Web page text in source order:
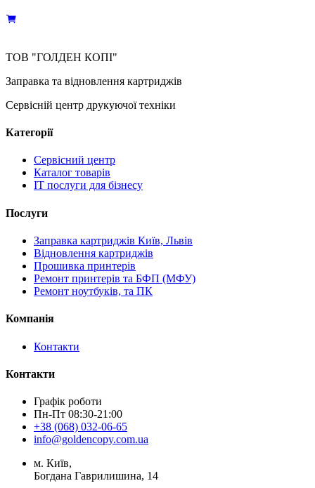
ТОВ "ГОЛДЕН КОПІ"
Заправка та відновлення картриджів
Сервісній центр друкуючої техніки
Категорії
Сервісний центр
Каталог товарів
IT послуги для бізнесу
Послуги
Заправка картриджів Київ, Львів
Відновлення картриджів
Прошивка принтерів
Ремонт принтерів та БФП (МФУ)
Ремонт ноутбуків, та ПК
Компанія
Контакти
Контакти
Графік роботи
Пн-Пт 08:30-21:00
+38 (068) 032-06-65
info@goldencopy.com.ua
м. Київ,
Богдана Гаврилишина, 14